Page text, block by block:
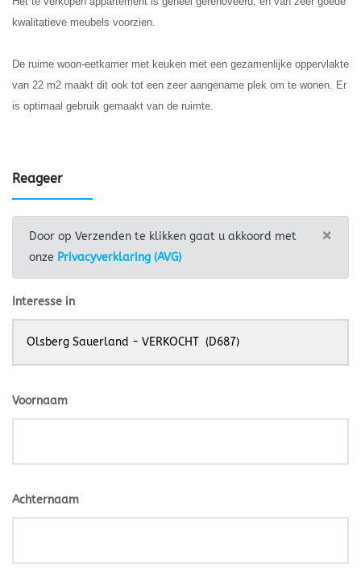
kwalitatieve meubels voorzien.
De ruime woon-eetkamer met keuken met een gezamenlijke oppervlakte
van 22 m2 maakt dit ook tot een zeer aangename plek om te wonen. Er
is optimaal gebruik gemaakt van de ruimte.
Reageer
×
Door op Verzenden te klikken gaat u akkoord met
onze Privacyverklaring (AVG)
Interesse in
Voornaam
Achternaam